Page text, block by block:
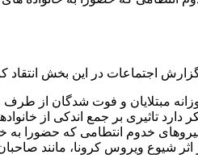
اجتماعات در این بخش انتقاد
مبتلایان و فوت شدگان از
تاثیری بر جمع اندکی از
خدوم انتطامی که حضورا به
شیوع ویروس کرونا، مانند